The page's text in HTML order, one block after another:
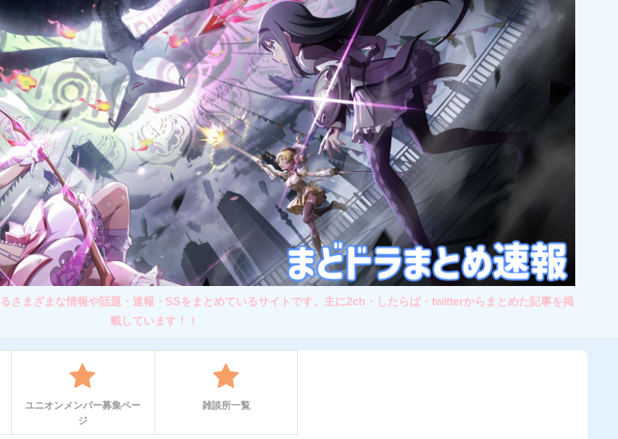
さまざまな情報や話題・速報・SSをまとめているサイトです。主に2ch・したらば・twitterからまとめた記事を掲
載しています！！
ユニオンメンバー募集ペー
ジ
雑談所一覧